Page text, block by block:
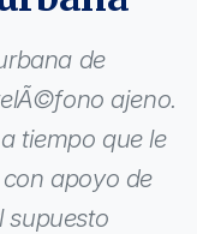
de
ajeno.
tiempo que le
apoyo de
supuesto